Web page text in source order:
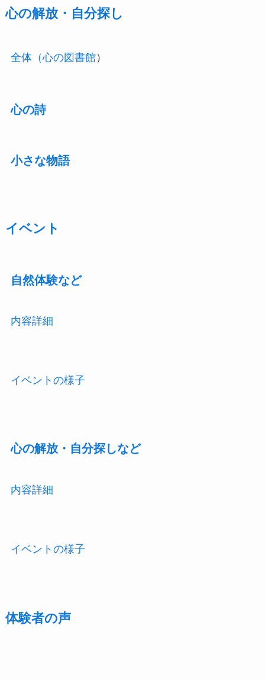
心の解放・自分探し
全体（心の図書館）
心の詩
小さな物語
イベント
自然体験など
内容詳細
イベントの様子
心の解放・自分探しなど
内容詳細
イベントの様子
体験者の声